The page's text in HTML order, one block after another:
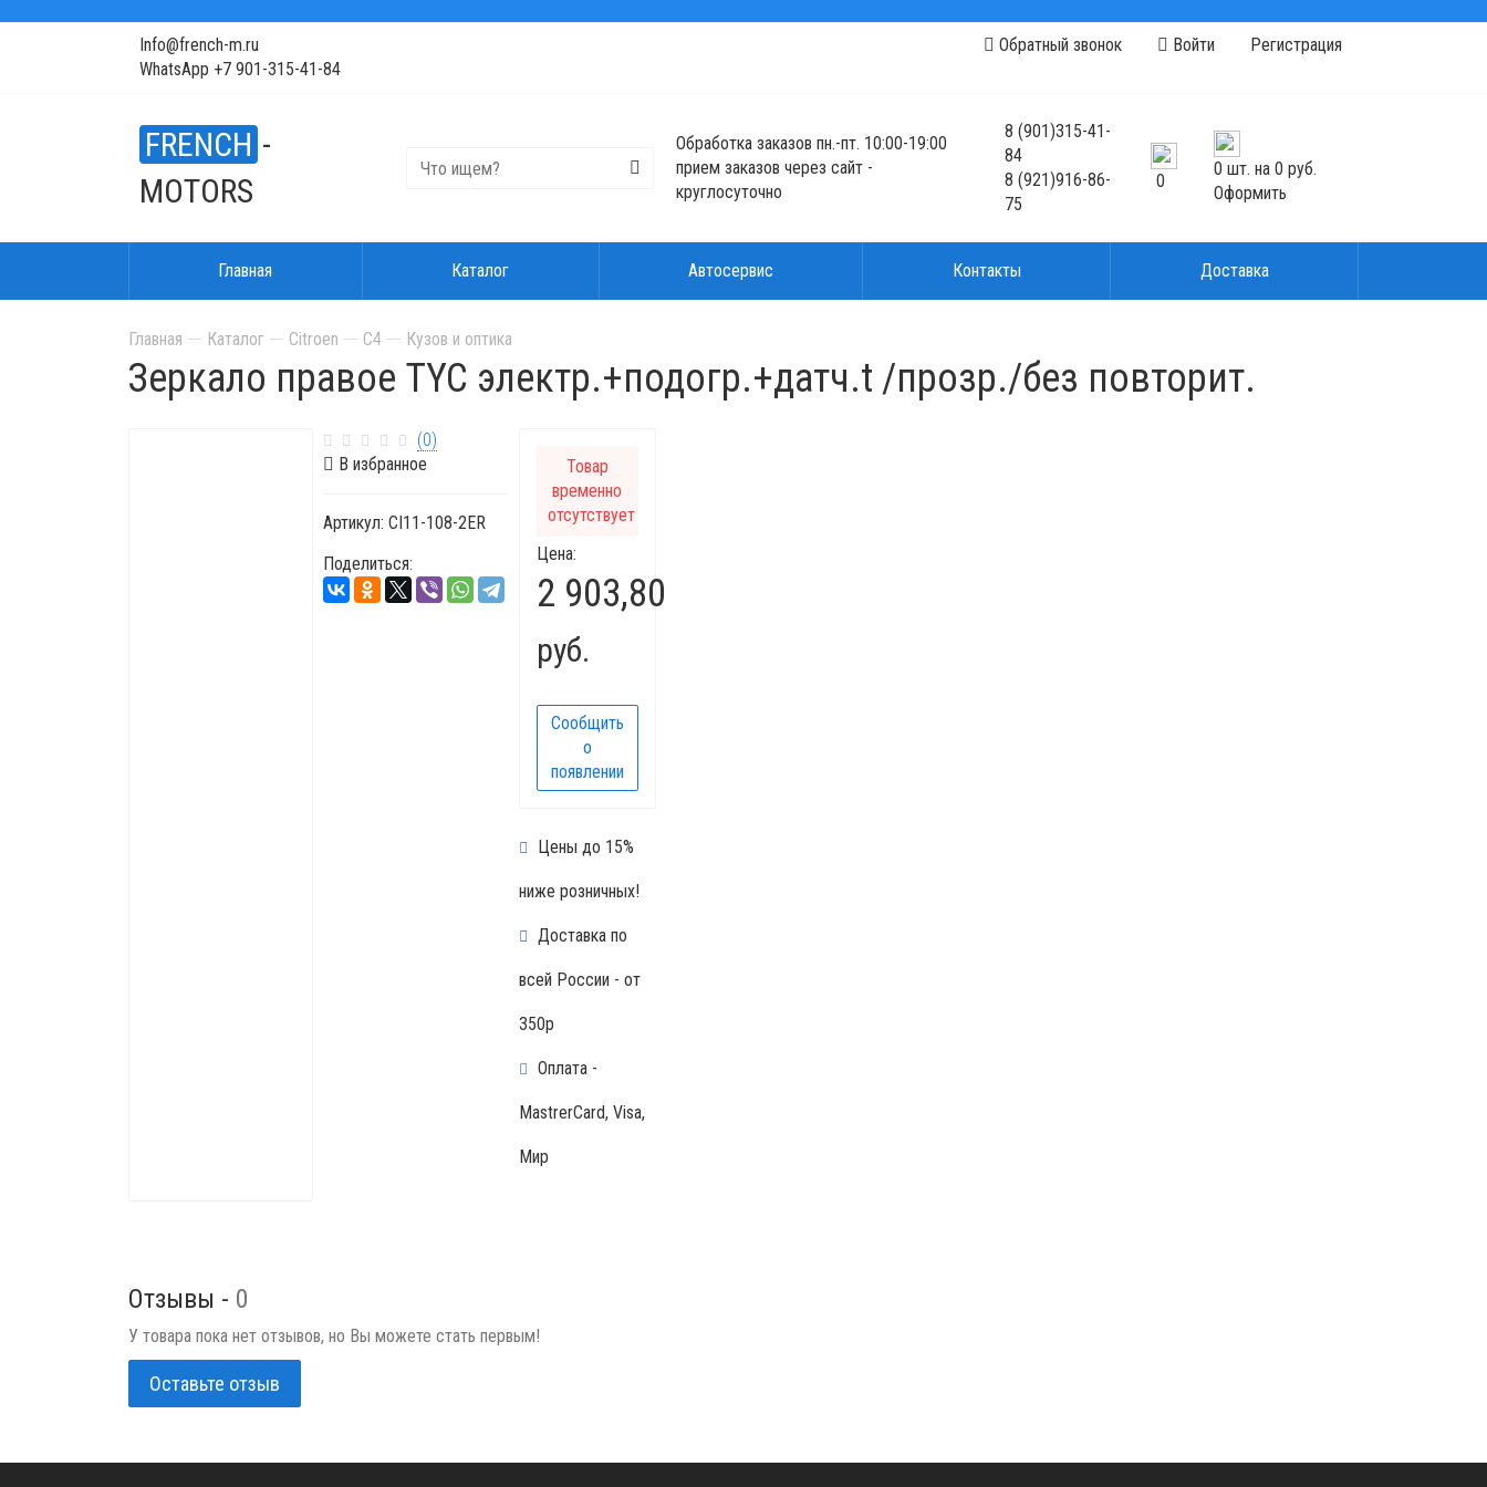
Info@french-m.ru
WhatsApp +7 901-315-41-84
Обратный звонок Войти Регистрация
FRENCH -
MOTORS
Обработка заказов пн.-пт. 10:00-19:00
прием заказов через сайт -
круглосуточно
8(901)315-41-
84
8(921)916-86-
75
0
0 шт. на 0 руб.
Оформить
Главная Каталог Автосервис Контакты Доставка
Главная Каталог Citroen C4 Кузов и оптика
Зеркало правое TYC электр.+подогр.+датч.t /прозр./без повторит.
(0)
В избранное
Артикул:CI11-108-2ER
Поделиться:
Товар
временно
отсутствует
Цена:
2 903,80
руб.
Сообщить
о
появлении
Цены до 15%
ниже розничных!
Доставка по
всей России - от
350р
Оплата -
MastrerCard, Visa,
Мир
Отзывы - 0
У товара пока нет отзывов, но Вы можете стать первым!
Оставьте отзыв